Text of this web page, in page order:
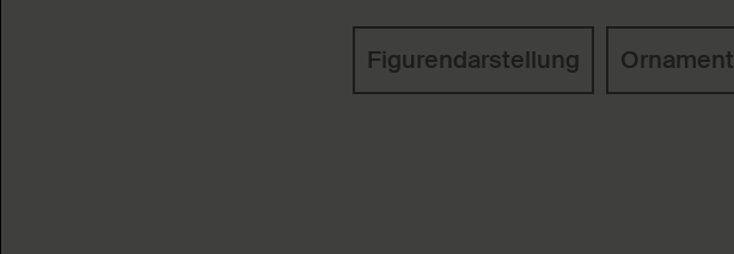
Schlagworte
Figurendarstellung Ornament